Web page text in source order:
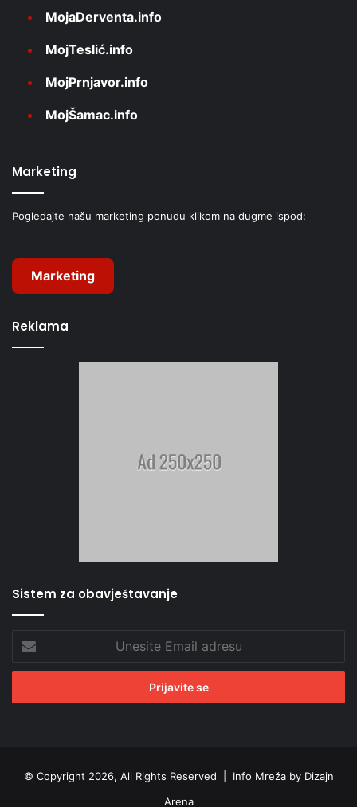
MojaDerventa.info
MojTeslić.info
MojPrnjavor.info
MojŠamac.info
Marketing
Pogledajte našu marketing ponudu klikom na dugme ispod:
Marketing
Reklama
Sistem za obavještavanje
Unesite
Email
adresu
© Copyright 2026, All Rights Reserved | Info Mreža by Dizajn
Arena